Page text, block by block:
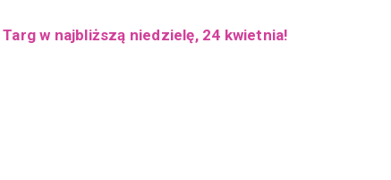
w najbliższą niedzielę, 24 kwietnia!